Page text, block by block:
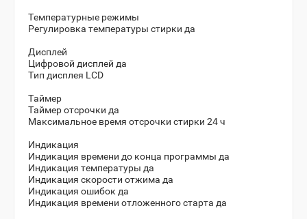
Температурные режимы
Регулировка температуры стирки да
Дисплей
Цифровой дисплей да
Тип дисплея LCD
Таймер
Таймер отсрочки да
Максимальное время отсрочки стирки 24 ч
Индикация
Индикация времени до конца программы да
Индикация температуры да
Индикация скорости отжима да
Индикация ошибок да
Индикация времени отложенного старта да